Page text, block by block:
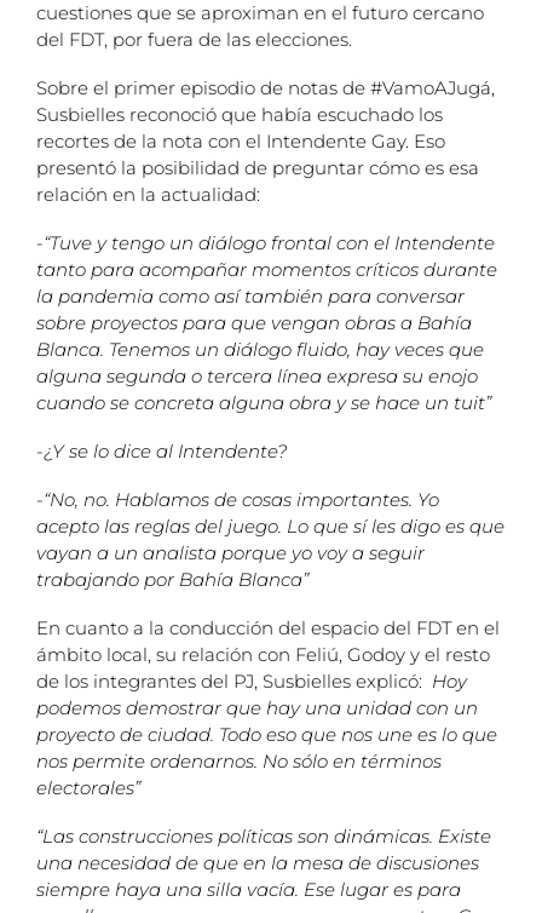
cuestiones que se aproximan en el futuro cercano
del FDT, por fuera de las elecciones.
Sobre el primer episodio de notas de #VamoAJugá,
Susbielles reconoció que había escuchado los
recortes de la nota con el Intendente Gay. Eso
presentó la posibilidad de preguntar cómo es esa
relación en la actualidad:
-“Tuve y tengo un diálogo frontal con el Intendente
tanto para acompañar momentos críticos durante
la pandemia como así también para conversar
sobre proyectos para que vengan obras a Bahía
Blanca. Tenemos un diálogo fluido, hay veces que
alguna segunda o tercera línea expresa su enojo
cuando se concreta alguna obra y se hace un tuit”
-¿Y se lo dice al Intendente?
-“No, no. Hablamos de cosas importantes. Yo
acepto las reglas del juego. Lo que sí les digo es que
vayan a un analista porque yo voy a seguir
trabajando por Bahía Blanca”
En cuanto a la conducción del espacio del FDT en el
ámbito local, su relación con Feliú, Godoy y el resto
de los integrantes del PJ, Susbielles explicó: Hoy
podemos demostrar que hay una unidad con un
proyecto de ciudad. Todo eso que nos une es lo que
nos permite ordenarnos. No sólo en términos
electorales”
“Las construcciones políticas son dinámicas. Existe
una necesidad de que en la mesa de discusiones
siempre haya una silla vacía. Ese lugar es para